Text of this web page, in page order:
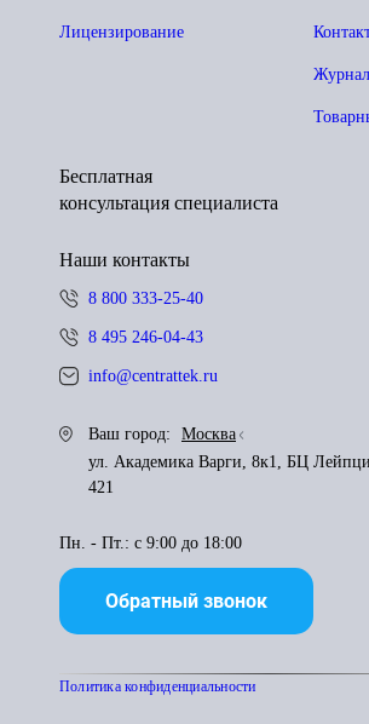
Лицензирование
Бесплатная
консультация специалиста
Наши контакты
8 800 333-25-40
8 495 246-04-43
info@centrattek.ru
Ваш город:
Москва
ул. Академика Варги, 8к1, БЦ
421
Пн. - Пт.: с 9:00 до 18:00
Обратный звонок
Политика конфиденциальности